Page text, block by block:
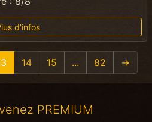
d'infos
14 15 ... 82 →
PREMIUM